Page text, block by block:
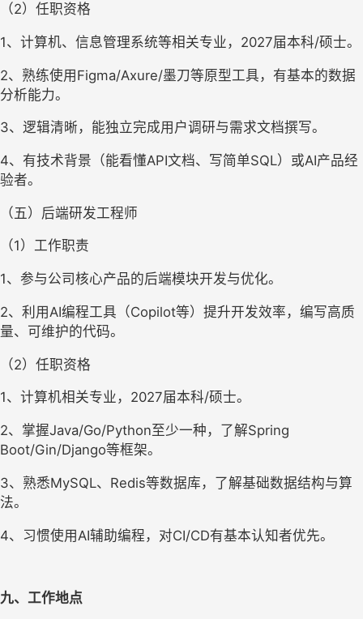
（2）任职资格
1、计算机、信息管理系统等相关专业，2027届本科/硕士。
2、熟练使用Figma/Axure/墨刀等原型工具，有基本的数据
分析能力。
3、逻辑清晰，能独立完成用户调研与需求文档撰写。
4、有技术背景（能看懂API文档、写简单SQL）或AI产品经
验者。
（五）后端研发工程师
（1）工作职责
1、参与公司核心产品的后端模块开发与优化。
2、利用AI编程工具（Copilot等）提升开发效率，编写高质
量、可维护的代码。
（2）任职资格
1、计算机相关专业，2027届本科/硕士。
2、掌握Java/Go/Python至少一种，了解Spring
Boot/Gin/Django等框架。
3、熟悉MySQL、Redis等数据库，了解基础数据结构与算
法。
4、习惯使用AI辅助编程，对CI/CD有基本认知者优先。
九、工作地点